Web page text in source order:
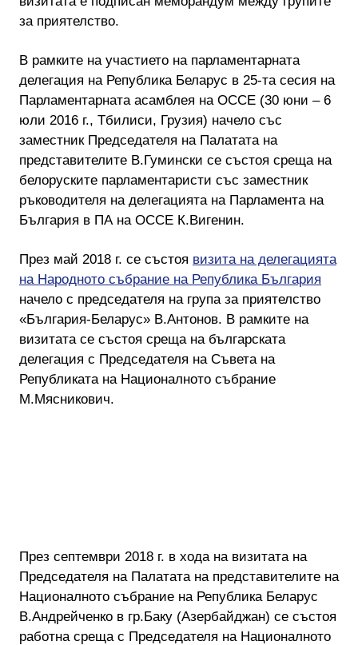
за приятелство.
В рамките на участието на парламентарната
делегация на Република Беларус в 25-та сесия на
Парламентарната асамблея на ОССЕ (30 юни – 6
юли 2016 г., Тбилиси, Грузия) начело със
заместник Председателя на Палатата на
представителите В.Гумински се състоя среща на
белоруските парламентаристи със заместник
ръководителя на делегацията на Парламента на
България в ПА на ОССЕ К.Вигенин.
През май 2018 г. се състоя визита на делегацията
на Народното събрание на Република България
начело с председателя на група за приятелство
«България-Беларус» В.Антонов. В рамките на
визитата се състоя среща на българската
делегация с Председателя на Съвета на
Републиката на Националното събрание
М.Мясникович.
През септември 2018 г. в хода на визитата на
Председателя на Палатата на представителите на
Националното събрание на Република Беларус
В.Андрейченко в гр.Баку (Азербайджан) се състоя
работна среща с Председателя на Националното